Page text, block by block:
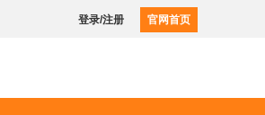
登录/注册 官网首页